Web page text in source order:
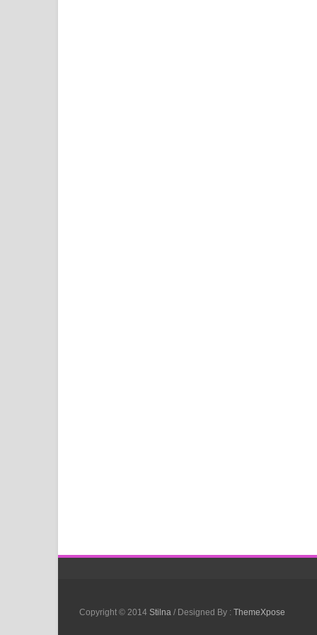
Copyright © 2014 Stilna / Designed By : ThemeXpose